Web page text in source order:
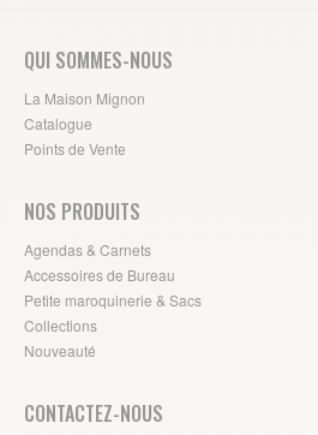
QUI SOMMES-NOUS
La Maison Mignon
Catalogue
Points de Vente
NOS PRODUITS
Agendas & Carnets
Accessoires de Bureau
Petite maroquinerie & Sacs
Collections
Nouveauté
CONTACTEZ-NOUS